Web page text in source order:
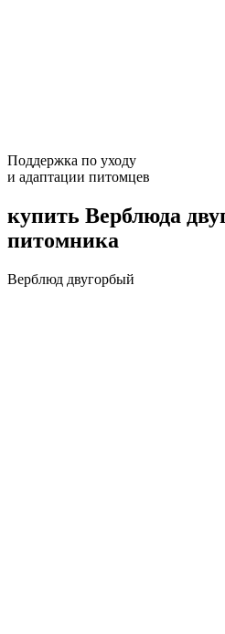
Поддержка по уходу
и адаптации питомцев
купить Верблюда
питомника
Верблюд двугорбый